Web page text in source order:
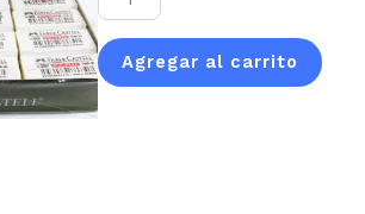
borrar
FABER
Lápiz
cantidad
Agregar al carrito